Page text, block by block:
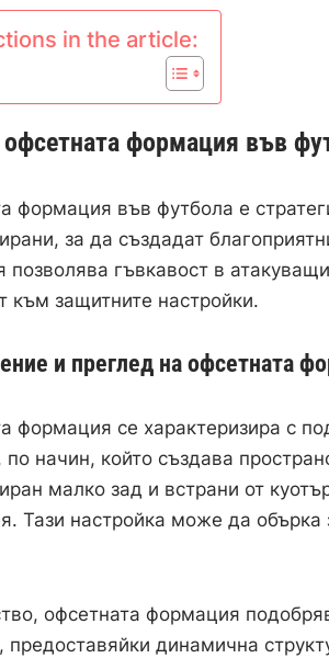
in the article:
формация във
формация във футбола е
за да създадат
гъвкавост в
към защитните настройки.
и преглед на офсетната
формация се характеризира с
по начин, който създава
малко зад и встрани от
Тази настройка може да
офсетната формация
предоставяйки динамична